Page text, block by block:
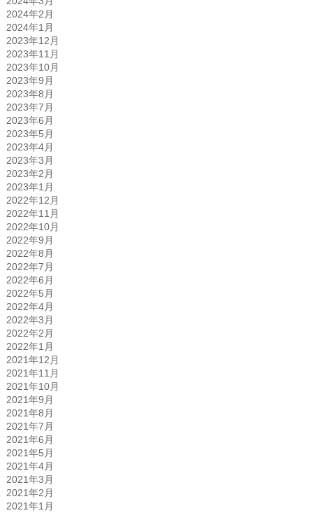
2024年2月
2024年1月
2023年12月
2023年11月
2023年10月
2023年9月
2023年8月
2023年7月
2023年6月
2023年5月
2023年4月
2023年3月
2023年2月
2023年1月
2022年12月
2022年11月
2022年10月
2022年9月
2022年8月
2022年7月
2022年6月
2022年5月
2022年4月
2022年3月
2022年2月
2022年1月
2021年12月
2021年11月
2021年10月
2021年9月
2021年8月
2021年7月
2021年6月
2021年5月
2021年4月
2021年3月
2021年2月
2021年1月